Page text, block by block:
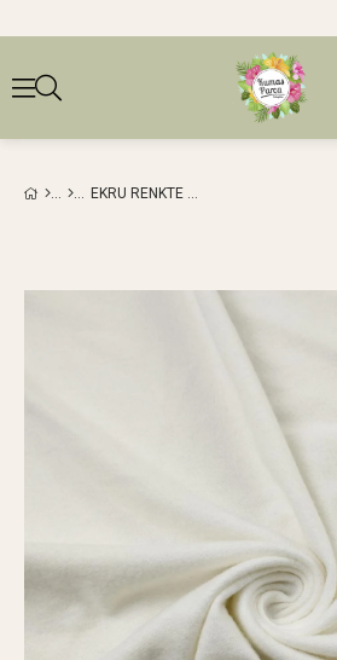
EKRU RENKTE YUMOŞ ÖRME (EN 140 CM X BOY 100 CM)